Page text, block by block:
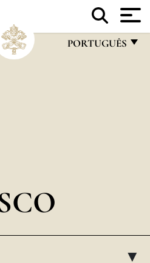
PORTUGUÊS
العربيّة
▸